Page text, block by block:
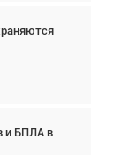
и БПЛА в
к